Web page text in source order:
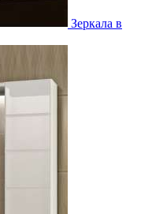
Зеркала в